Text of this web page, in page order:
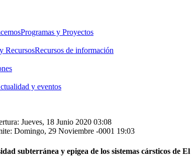
Programas y Proyectos
RecursosRecursos de información
y eventos
Jueves, 18 Junio 2020 03:08
Domingo, 29 Noviembre -0001 19:03
subterránea y epigea de los sistemas cársticos de